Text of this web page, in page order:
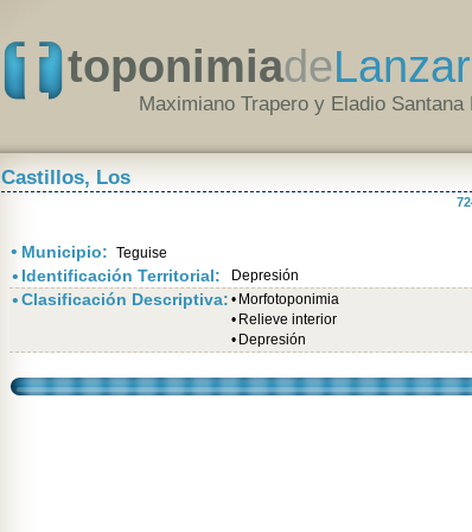
toponimiade
Maximiano Trapero y Eladio Santana
Castillos, Los
• Municipio: Teguise
• Identificación Territorial: Depresión
•Clasificación Descriptiva: • Morfotoponimia
• Relieve interior
• Depresión